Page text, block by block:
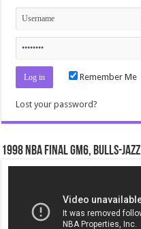
Remember Me
Lost your password?
1998 NBA Final gm6, Bulls-Jazz